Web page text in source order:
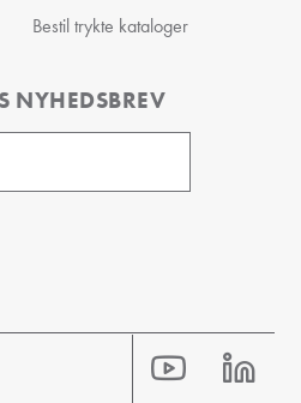
Bestil trykte kataloger
NYHEDSBREV